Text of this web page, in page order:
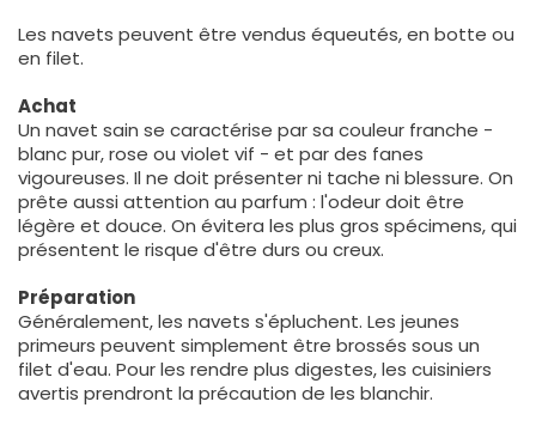
Les navets peuvent être vendus équeutés, en botte ou
en filet.
Achat
Un navet sain se caractérise par sa couleur franche -
blanc pur, rose ou violet vif - et par des fanes
vigoureuses. Il ne doit présenter ni tache ni blessure. On
prête aussi attention au parfum : l'odeur doit être
légère et douce. On évitera les plus gros spécimens, qui
présentent le risque d'être durs ou creux.
Préparation
Généralement, les navets s'épluchent. Les jeunes
primeurs peuvent simplement être brossés sous un
filet d'eau. Pour les rendre plus digestes, les cuisiniers
avertis prendront la précaution de les blanchir.